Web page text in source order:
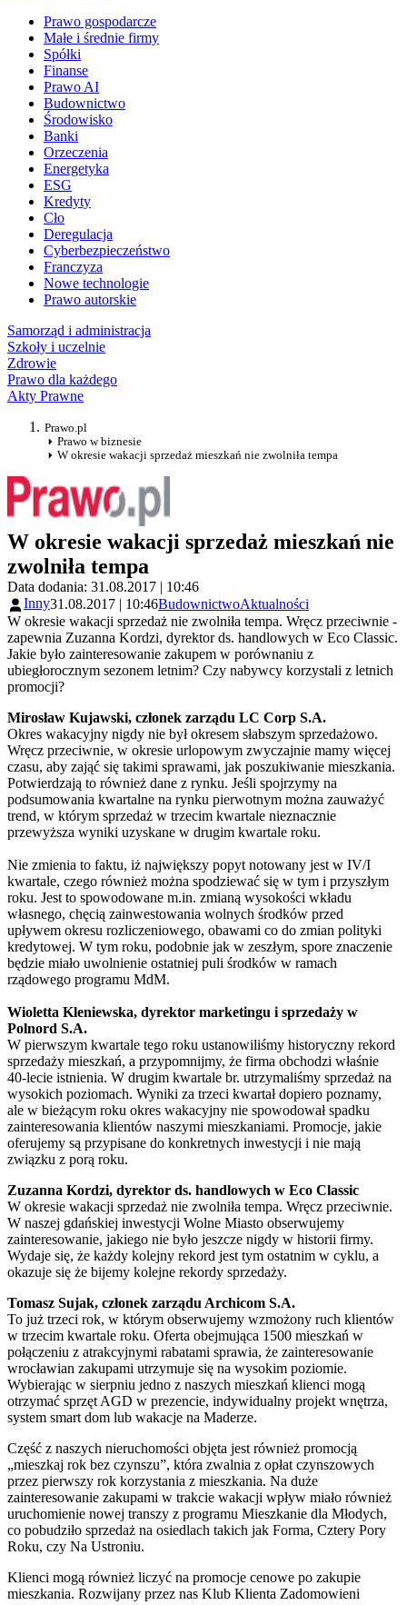
Prawo gospodarcze
Małe i średnie firmy
Spółki
Finanse
Prawo AI
Budownictwo
Środowisko
Banki
Orzeczenia
Energetyka
ESG
Kredyty
Cło
Deregulacja
Cyberbezpieczeństwo
Franczyza
Nowe technologie
Prawo autorskie
Samorząd i administracja
Szkoły i uczelnie
Zdrowie
Prawo dla każdego
Akty Prawne
Prawo.pl
Prawo w biznesie
W okresie wakacji sprzedaż mieszkań nie zwolniła tempa
W okresie wakacji sprzedaż mieszkań nie
zwolniła tempa
Data dodania: 31.08.2017 | 10:46
Inny31.08.2017 | 10:46BudownictwoAktualności
W okresie wakacji sprzedaż nie zwolniła tempa. Wręcz przeciwnie -
zapewnia Zuzanna Kordzi, dyrektor ds. handlowych w Eco Classic.
Jakie było zainteresowanie zakupem w porównaniu z
ubiegłorocznym sezonem letnim? Czy nabywcy korzystali z letnich
promocji?
Mirosław Kujawski, członek zarządu LC Corp S.A.
Okres wakacyjny nigdy nie był okresem słabszym sprzedażowo.
Wręcz przeciwnie, w okresie urlopowym zwyczajnie mamy więcej
czasu, aby zająć się takimi sprawami, jak poszukiwanie mieszkania.
Potwierdzają to również dane z rynku. Jeśli spojrzymy na
podsumowania kwartalne na rynku pierwotnym można zauważyć
trend, w którym sprzedaż w trzecim kwartale nieznacznie
przewyższa wyniki uzyskane w drugim kwartale roku.
Nie zmienia to faktu, iż największy popyt notowany jest w IV/I
kwartale, czego również można spodziewać się w tym i przyszłym
roku. Jest to spowodowane m.in. zmianą wysokości wkładu
własnego, chęcią zainwestowania wolnych środków przed
upływem okresu rozliczeniowego, obawami co do zmian polityki
kredytowej. W tym roku, podobnie jak w zeszłym, spore znaczenie
będzie miało uwolnienie ostatniej puli środków w ramach
rządowego programu MdM.
Wioletta Kleniewska, dyrektor marketingu i sprzedaży w
Polnord S.A.
W pierwszym kwartale tego roku ustanowiliśmy historyczny rekord
sprzedaży mieszkań, a przypomnijmy, że firma obchodzi właśnie
40-lecie istnienia. W drugim kwartale br. utrzymaliśmy sprzedaż na
wysokich poziomach. Wyniki za trzeci kwartał dopiero poznamy,
ale w bieżącym roku okres wakacyjny nie spowodował spadku
zainteresowania klientów naszymi mieszkaniami. Promocje, jakie
oferujemy są przypisane do konkretnych inwestycji i nie mają
związku z porą roku.
Zuzanna Kordzi, dyrektor ds. handlowych w Eco Classic
W okresie wakacji sprzedaż nie zwolniła tempa. Wręcz przeciwnie.
W naszej gdańskiej inwestycji Wolne Miasto obserwujemy
zainteresowanie, jakiego nie było jeszcze nigdy w historii firmy.
Wydaje się, że każdy kolejny rekord jest tym ostatnim w cyklu, a
okazuje się że bijemy kolejne rekordy sprzedaży.
Tomasz Sujak, członek zarządu Archicom S.A.
To już trzeci rok, w którym obserwujemy wzmożony ruch klientów
w trzecim kwartale roku. Oferta obejmująca 1500 mieszkań w
połączeniu z atrakcyjnymi rabatami sprawia, że zainteresowanie
wrocławian zakupami utrzymuje się na wysokim poziomie.
Wybierając w sierpniu jedno z naszych mieszkań klienci mogą
otrzymać sprzęt AGD w prezencie, indywidualny projekt wnętrza,
system smart dom lub wakacje na Maderze.
Część z naszych nieruchomości objęta jest również promocją
„mieszkaj rok bez czynszu”, która zwalnia z opłat czynszowych
przez pierwszy rok korzystania z mieszkania. Na duże
zainteresowanie zakupami w trakcie wakacji wpływ miało również
uruchomienie nowej transzy z programu Mieszkanie dla Młodych,
co pobudziło sprzedaż na osiedlach takich jak Forma, Cztery Pory
Roku, czy Na Ustroniu.
Klienci mogą również liczyć na promocje cenowe po zakupie
mieszkania. Rozwijany przez nas Klub Klienta Zadomowieni